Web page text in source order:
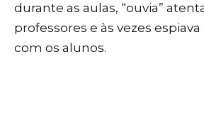
durante as aulas, “ouvia”
professores e às vezes
com os alunos.